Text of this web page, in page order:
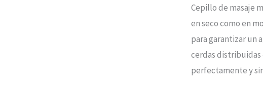
Cepillo de masaje
en seco como en
para garantizar un
cerdas distribuidas
perfectamente y